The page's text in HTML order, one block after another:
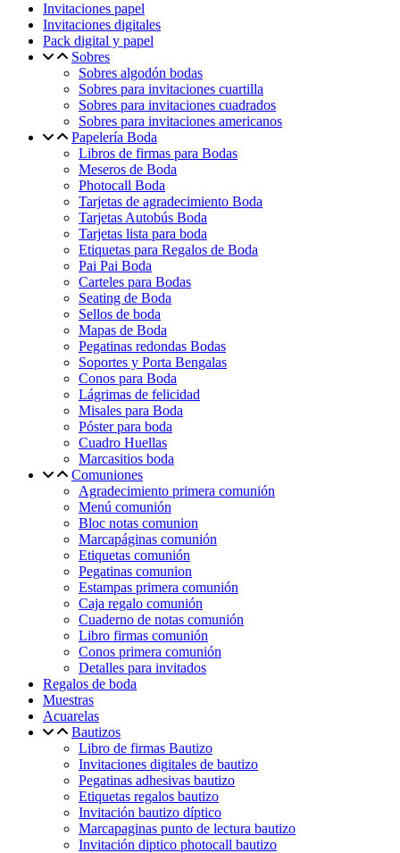
Invitaciones papel
Invitaciones digitales
Pack digital y papel
Sobres
Sobres algodón bodas
Sobres para invitaciones cuartilla
Sobres para invitaciones cuadrados
Sobres para invitaciones americanos
Papelería Boda
Libros de firmas para Bodas
Meseros de Boda
Photocall Boda
Tarjetas de agradecimiento Boda
Tarjetas Autobús Boda
Tarjetas lista para boda
Etiquetas para Regalos de Boda
Pai Pai Boda
Carteles para Bodas
Seating de Boda
Sellos de boda
Mapas de Boda
Pegatinas redondas Bodas
Soportes y Porta Bengalas
Conos para Boda
Lágrimas de felicidad
Misales para Boda
Póster para boda
Cuadro Huellas
Marcasitios boda
Comuniones
Agradecimiento primera comunión
Menú comunión
Bloc notas comunion
Marcapáginas comunión
Etiquetas comunión
Pegatinas comunion
Estampas primera comunión
Caja regalo comunión
Cuaderno de notas comunión
Libro firmas comunión
Conos primera comunión
Detalles para invitados
Regalos de boda
Muestras
Acuarelas
Bautizos
Libro de firmas Bautizo
Invitaciones digitales de bautizo
Pegatinas adhesivas bautizo
Etiquetas regalos bautizo
Invitación bautizo díptico
Marcapaginas punto de lectura bautizo
Invitación diptico photocall bautizo